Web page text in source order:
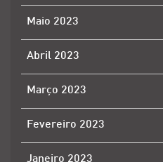
Maio 2023
Abril 2023
Março 2023
Fevereiro 2023
Janeiro 2023